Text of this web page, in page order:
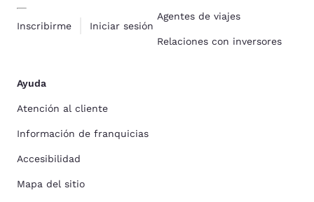
Inscribirme Iniciar sesión
Agentes de viajes
Relaciones con inversores
Ayuda
Atención al cliente
Información de franquicias
Accesibilidad
Mapa del sitio